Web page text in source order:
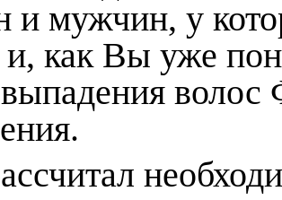
мужчин, у
как Вы уже
волос